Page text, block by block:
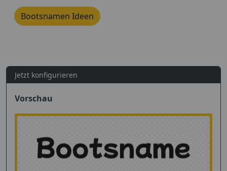
Bootsnamen Ideen
Jetzt konfigurieren
Vorschau